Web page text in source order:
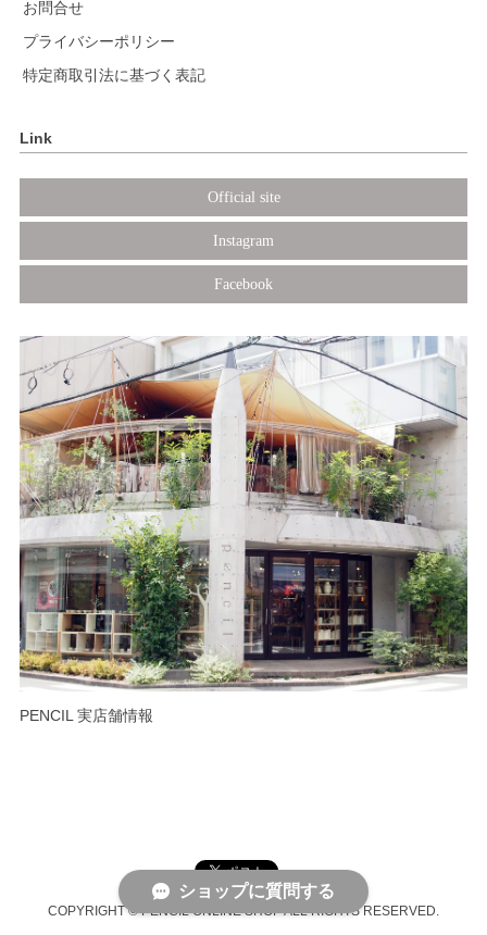
お問合せ
プライバシーポリシー
特定商取引法に基づく表記
Link
Official site
Instagram
Facebook
PENCIL 実店舗情報
COPYRIGHT © PENCIL ONLINE SHOP ALL RIGHTS RESERVED.
ショップに質問する